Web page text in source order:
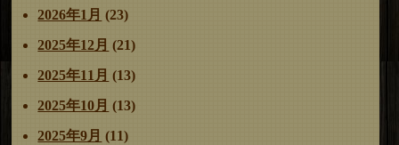
2026年1月 (23)
2025年12月 (21)
2025年11月 (13)
2025年10月 (13)
2025年9月 (11)